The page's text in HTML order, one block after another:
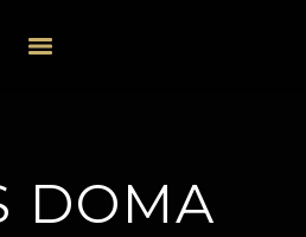
DOMA